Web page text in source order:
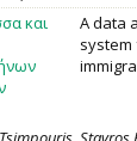
και
A data